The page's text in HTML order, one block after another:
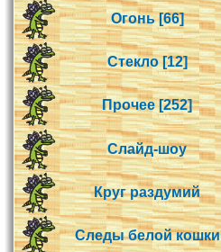
Огонь [66]
Стекло [12]
Прочее [252]
Слайд-шоу
Круг раздумий
Следы белой кошки